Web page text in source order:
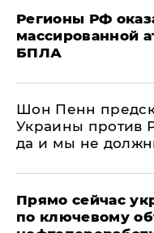
Регионы РФ
массированной
БПЛА
Шон Пенн
Украины против
да и мы не
Прямо сейчас
по ключевому